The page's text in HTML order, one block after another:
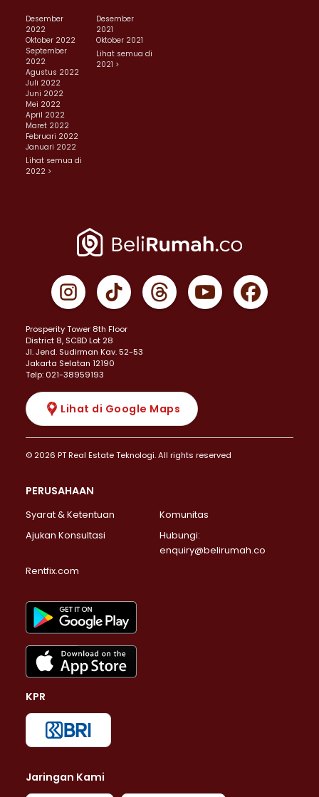
Desember
2022
Oktober 2022
September
2022
Agustus 2022
Juli 2022
Juni 2022
Mei 2022
April 2022
Maret 2022
Februari 2022
Januari 2022
Lihat semua di
2022 >
Desember
2021
Oktober 2021
Lihat semua di
2021 >
Prosperity Tower 8th Floor
District 8, SCBD Lot 28
JI. Jend. Sudirman Kav. 52-53
Jakarta Selatan 12190
Telp: 021-38959193
Lihat di Google Maps
© 2026 PT Real Estate Teknologi. All rights reserved
PERUSAHAAN
Syarat & Ketentuan
Komunitas
Ajukan Konsultasi
Hubungi:
enquiry@belirumah.co
Rentfix.com
KPR
Jaringan Kami